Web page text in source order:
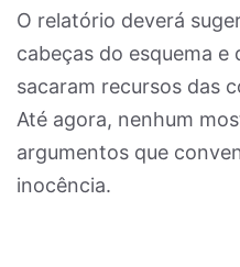
O relatório deverá
cabeças do esquema e
sacaram recursos das
Até agora, nenhum
argumentos que
inocência.